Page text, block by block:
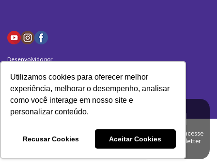
Utilizamos cookies para oferecer melhor
experiência, melhorar o desempenho, analisar
como você interage em nosso site e
personalizar conteúdo.
Recusar Cookies Aceitar Cookies
Clique aqui e acesse
a nossa newsletter
Desenvolvido por